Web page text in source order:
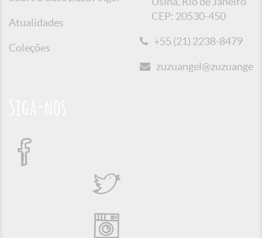
Atualidades
Coleções
CEP: 20530-450
+55 (21) 2238-8479